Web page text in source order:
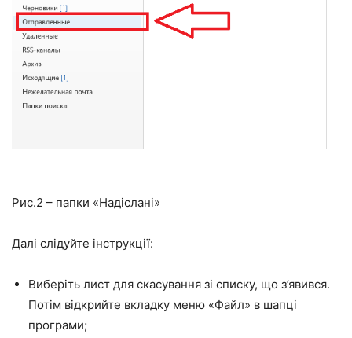
Рис.2 – папки «Надіслані»
Далі слідуйте інструкції:
Виберіть лист для скасування зі списку, що з’явився.
Потім відкрийте вкладку меню «Файл» в шапці
програми;